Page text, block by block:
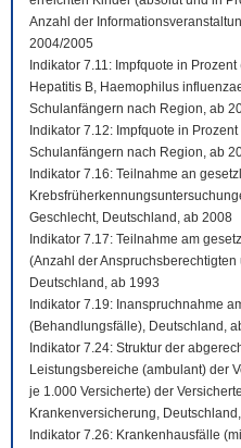
Anzahl der
2004/2005
Indikator 7.11: Impfquote in
Hepatitis B, Haemophilus
Schulanfängern nach Region, ab
Indikator 7.12: Impfquote in
Schulanfängern nach Region, ab
Indikator 7.16: Teilnahme an
Geschlecht, Deutschland, ab 2008
Indikator 7.17: Teilnahme am
(Anzahl der
Deutschland, ab 1993
Indikator 7.19: Inanspruchnahme
(Behandlungsfälle), Deutschland,
Indikator 7.24: Struktur der
Leistungsbereiche (ambulant) der
je 1.000 Versicherte) der
Krankenversicherung,
Indikator 7.26: Krankenhausfälle